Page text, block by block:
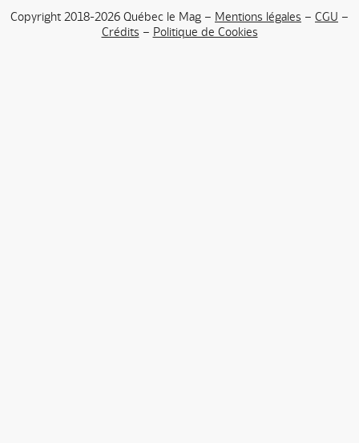
Copyright 2018-2026 Québec le Mag – Mentions légales – CGU –
Crédits – Politique de Cookies